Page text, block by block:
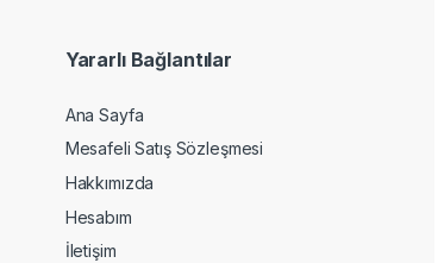
Yararlı Bağlantılar
Ana Sayfa
Mesafeli Satış Sözleşmesi
Hakkımızda
Hesabım
İletişim